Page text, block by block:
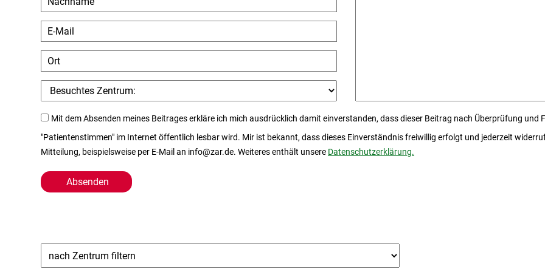
Mit dem Absenden meines Beitrages erkläre ich mich ausdrücklich damit einverstanden, dass dieser Beitrag nach Überprüfung und
"Patientenstimmen" im Internet öffentlich lesbar wird. Mir ist bekannt, dass dieses Einverständnis freiwillig erfolgt und jederzeit
Mitteilung, beispielsweise per E-Mail an info@zar.de. Weiteres enthält unsere Datenschutzerklärung.